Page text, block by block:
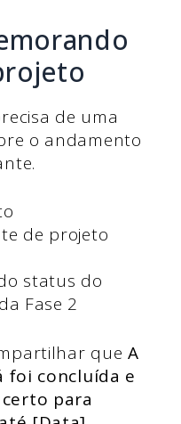
de uma
o andamento
de projeto
status do
Fase 2
que A
foi concluída e
para